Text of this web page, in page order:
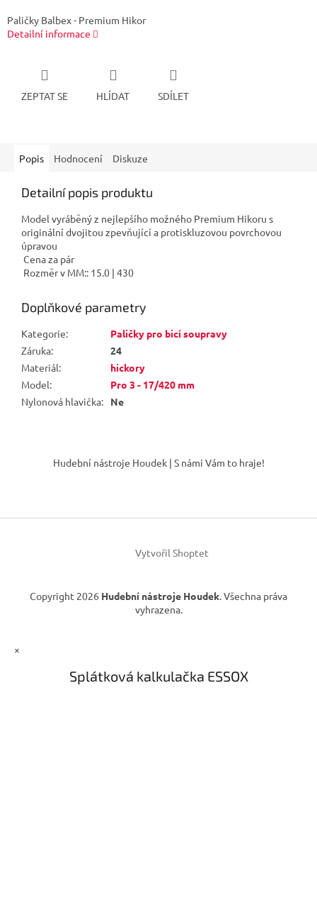
Paličky Balbex - Premium Hikor
Detailní informace
ZEPTAT SE HLÍDAT SDÍLET
Popis Hodnocení Diskuze
Detailní popis produktu
Model vyráběný z nejlepšího možného Premium Hikoru s
originální dvojitou zpevňující a protiskluzovou povrchovou
úpravou
Cena za pár
Rozměr v MM:: 15.0 | 430
Doplňkové parametry
Kategorie:
Paličky pro bicí soupravy
Záruka:
24
Materiál:
hickory
Model:
Pro 3 - 17/420 mm
Nylonová hlavička: Ne
í
Hudební nástroje Houdek | S námi Vám to hraje!
Vytvořil Shoptet
Copyright 2026 Hudební nástroje Houdek. Všechna práva
vyhrazena.
×
Splátková kalkulačka ESSOX